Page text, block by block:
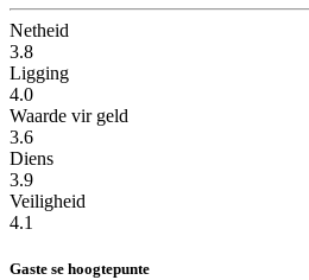
Netheid
3.8
Ligging
4.0
Waarde vir geld
3.6
Diens
3.9
Veiligheid
4.1
Gaste se hoogtepunte